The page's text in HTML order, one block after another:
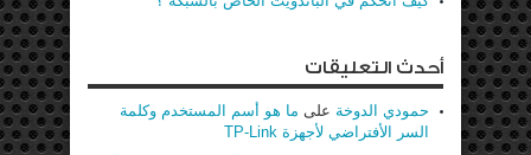
أحدث التعليقات
حمودي الدوخة على ما هو أسم المستخدم وكلمة
السر الأفتراضي لأجهزة TP-Link